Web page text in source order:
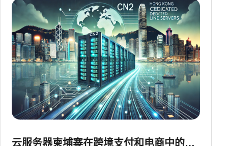
云服务器柬埔寨在跨境支付和电商中的落